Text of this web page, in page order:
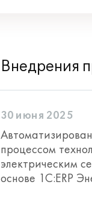
Внедрения
30 июня 2025
процессом
электрическим
основе 1С:ERP